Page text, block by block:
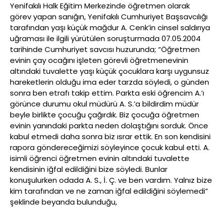
Yenifakılı Halk Eğitim Merkezinde öğretmen olarak
görev yapan sanığın, Yenifakılı Cumhuriyet Başsavcılığı
tarafından yaşı küçük mağdur A. Cenk’in cinsel saldırıya
uğraması ile ilgili yürütülen soruşturmada 07.05.2004
tarihinde Cumhuriyet savcısı huzurunda; “Öğretmen
evinin çay ocağını işleten görevli öğretmenevinin
altındaki tuvalette yaşı küçük çocuklara karşı uygunsuz
hareketlerin olduğu ima eder tarzda söyledi, o günden
sonra ben etrafı takip ettim. Parkta eski öğrencim A.’ı
görünce durumu okul müdürü A. S.’a bildirdim müdür
beyle birlikte çocuğu çağırdık. Biz çocuğa öğretmen
evinin yanındaki parkta neden dolaştığını sorduk. Önce
kabul etmedi daha sonra biz ısrar ettik. En son kendisini
rapora göndereceğimizi söyleyince çocuk kabul etti. A.
isimli öğrenci öğretmen evinin altındaki tuvalette
kendisinin iğfal edildiğini bize söyledi. Bunlar
konuşulurken odada A. S., İ. Ç. ve ben vardım. Yalnız bize
kim tarafından ve ne zaman iğfal edildiğini söylemedi”
şeklinde beyanda bulunduğu,